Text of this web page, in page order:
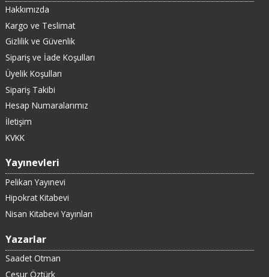
Hakkımızda
Kargo ve Teslimat
Gizlilik ve Güvenlik
Sipariş ve İade Koşulları
Üyelik Koşulları
Sipariş Takibi
Hesap Numaralarımız
İletişim
KVKK
Yayınevleri
Pelikan Yayınevi
Hipokrat Kitabevi
Nisan Kitabevi Yayınları
Yazarlar
Saadet Otman
Cesur Öztürk